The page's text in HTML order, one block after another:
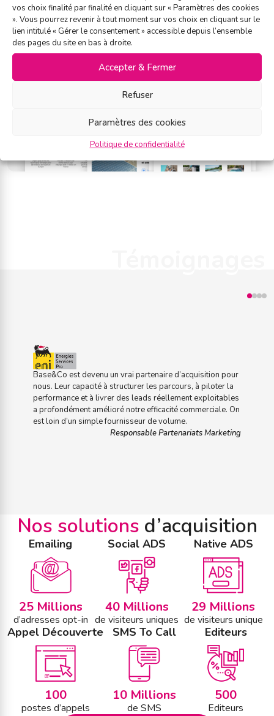
vos choix finalité par finalité en cliquant sur « Paramètres des cookies
». Vous pourrez revenir à tout moment sur vos choix en cliquant sur le
lien intitulé « Gérer le consentement » accessible depuis l’ensemble
des pages du site en bas à droite.
Accepter & Fermer
Refuser
Paramètres des cookies
Politique de confidentialité
Base&Co est devenu un vrai partenaire d’acquisition pour
nous. Leur capacité à structurer les parcours, à piloter la
performance et à livrer des leads réellement exploitables
a profondément amélioré notre efficacité commerciale. On
est loin d’un simple fournisseur de volume.
Responsable Partenariats Marketing
Nos solutions d’acquisition
Emailing
25 Millions
d’adresses opt-in
Social ADS
40 Millions
de visiteurs uniques
Native ADS
29 Millions
de visiteurs unique
Appel Découverte
100
postes d’appels
SMS To Call
10 Millions
de SMS
Editeurs
500
Editeurs